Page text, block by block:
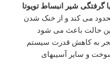
گرفتگی شیر انبساط تویوتا
می کند و از خنک شدن
حالت باعث می شود
به کاهش قدرت سیستم
و سایر آسیبهای